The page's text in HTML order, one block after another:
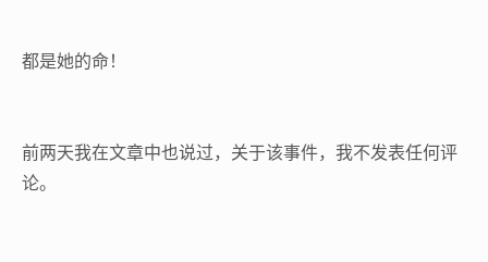
都是她的命！
前两天我在文章中也说过，关于该事件，我不发表任何评
论。